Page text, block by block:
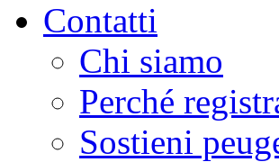
Contatti
Chi siamo
Perché
Sostieni